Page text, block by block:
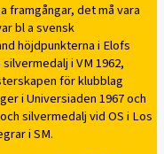
framgångar, det må vara
bl a svensk
höjdpunkterna i Elofs
i VM 1962,
för klubblag
i Universiaden 1967 och
silvermedalj vid OS i Los
i SM.